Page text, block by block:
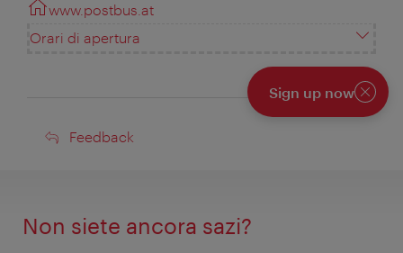
www.postbus.at
Orari di apertura
Feedback
Feedback
Sign up now
Chiudi
Non siete ancora sazi?